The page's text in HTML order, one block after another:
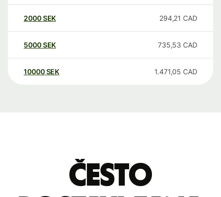
2000SEK 294,21 CAD
5000SEK 735,53 CAD
10000 SEK 1.471,05 CAD
Često